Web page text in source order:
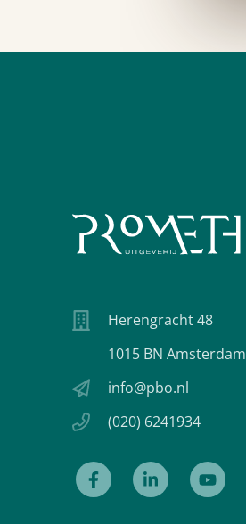
Herengracht 48
1015 BN Amsterdam
info@pbo.nl
(020) 6241934